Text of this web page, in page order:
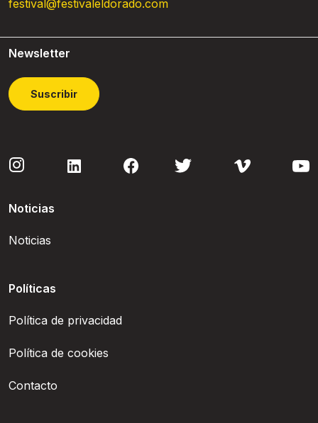
festival@festivaleldorado.com
Newsletter
Suscribir
Noticias
Noticias
Políticas
Política de privacidad
Política de cookies
Contacto